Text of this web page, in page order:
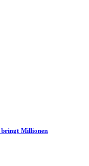
bringt Millionen